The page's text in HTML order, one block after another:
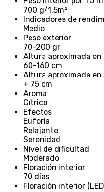
700 g/1,5m²
Indicadores de
Medio
Peso exterior
70-200 gr
Altura aproximada
60-160 cm
Altura aproximada
+ 75 cm
Aroma
Cítrico
Efectos
Euforía
Relajante
Serenidad
Nivel de dificultad
Moderado
Floración interior
70 días
Floración interior